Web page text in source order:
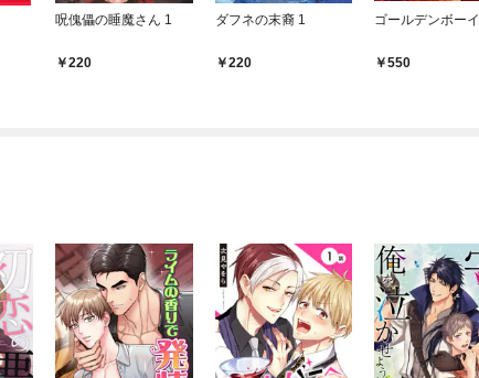
呪傀儡の睡魔さん 1
220
ダフネの末裔 1
220
ゴールデンボーイ
550